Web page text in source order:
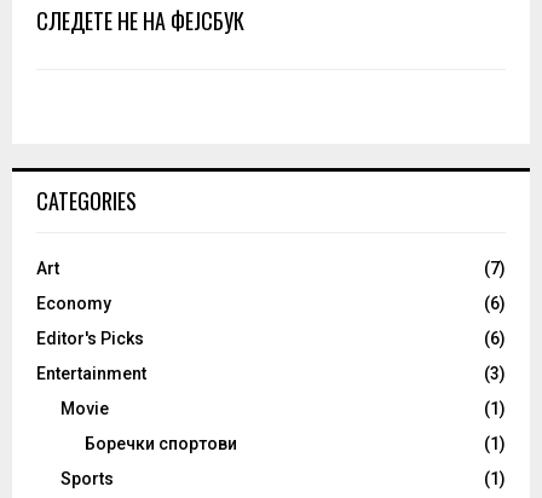
СЛЕДЕТЕ НЕ НА ФЕЈСБУК
CATEGORIES
Art
(7)
Economy
(6)
Editor's Picks
(6)
Entertainment
(3)
Movie
(1)
Боречки спортови
(1)
Sports
(1)